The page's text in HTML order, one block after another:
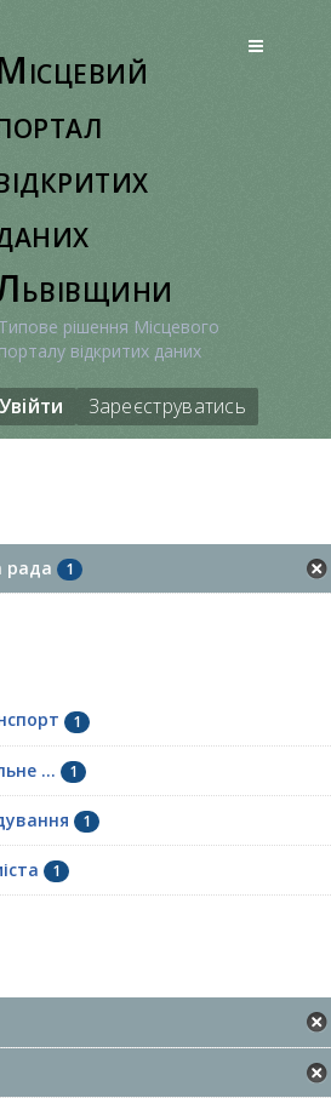
Типове рішення Місцевого
порталу відкритих даних
Увійти Зареєструватись
рада 1
1
... 1
1
1